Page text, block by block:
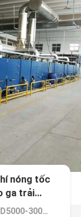
nóng tốc
ga trải
Giá bán：USD5000-300000